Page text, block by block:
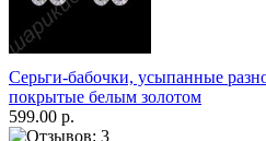
Серьги-бабочки, усыпанные
покрытые белым золотом
599.00 р.